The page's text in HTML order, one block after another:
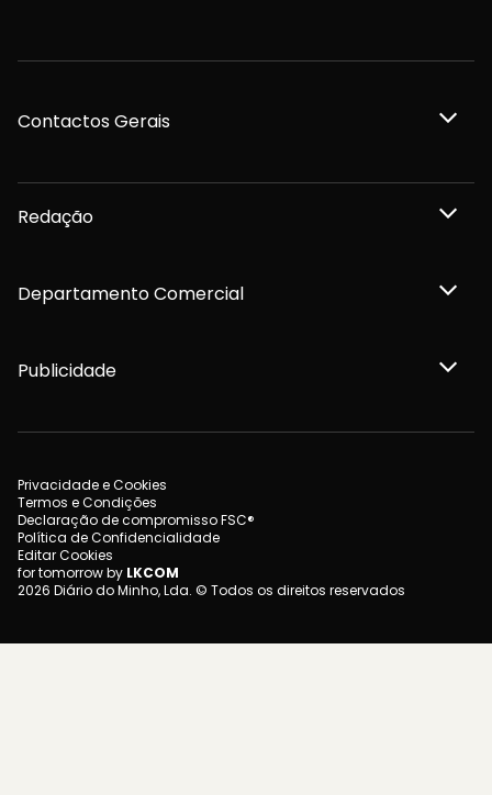
Contactos Gerais
Redação
Departamento Comercial
Publicidade
Privacidade e Cookies
Termos e Condições
Declaração de compromisso FSC®
Política de Confidencialidade
Editar Cookies
for tomorrow by LKCOM
2026 Diário do Minho, Lda. © Todos os direitos reservados